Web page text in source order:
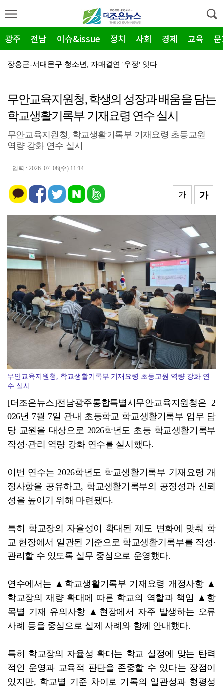
광주 전남 이슈&issue 정치 사회 경제 교육
장흥군-서대문구 청소년, 자매결연 '우정' 잇다
장흥군, 폭염·가뭄 '긴급 대책회의' 개최... "피해…
광주지방보훈청, 백범 김구 150주년: 청렴·적극행정 …
전남광주특별시, 해남 '400MW 태양광' 착공…SK하…
(재)전라남도청소년미래재단, 아동·청소년 범죄예방 캠페…
영암 가뭄 '비상'… 서삼석 농해수위원장, 현장 점검
광양시 광영도서관, "AI 작가" 길 위의 인문학
무안교육지원청, 학생의 성장과 배움을 담는
학교생활기록부 기재요령 연수 실시
무안교육지원청, 학교생활기록부 기재요령 초등교원
역량 강화 연수 실시
입력 : 2026. 07. 08(수) 11:14
가
가
무안교육지원청, 학교생활기록부 기재요령 초등교원 역량 강화 연
수 실시
[더조은뉴스]전남광주통합특별시무안교육지원청은 2
026년 7월 7일 관내 초등학교 학교생활기록부 업무 담
당 교원을 대상으로 2026학년도 초등 학교생활기록부
작성·관리 역량 강화 연수를 실시했다.
이번 연수는 2026학년도 학교생활기록부 기재요령 개
정사항을 공유하고, 학교생활기록부의 공정성과 신뢰
성을 높이기 위해 마련됐다.
특히 학교장의 자율성이 확대된 제도 변화에 맞춰 학
교 현장에서 일관된 기준으로 학교생활기록부를 작성·
관리할 수 있도록 실무 중심으로 운영했다.
연수에서는 ▲학교생활기록부 기재요령 개정사항 ▲
학교장의 재량 확대에 따른 학교의 역할과 책임 ▲항
목별 기재 유의사항 ▲현장에서 자주 발생하는 오류
사례 등을 중심으로 실제 사례와 함께 안내했다.
특히 학교장의 자율성 확대는 학교 실정에 맞는 탄력
적인 운영과 교육적 판단을 존중할 수 있다는 장점이
있지만, 학교별 기준 차이로 기록의 일관성과 형평성